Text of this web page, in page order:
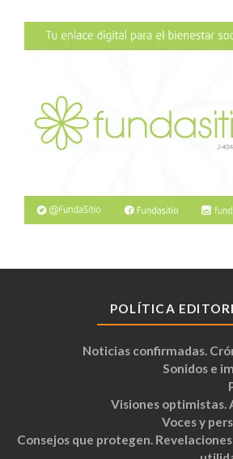
POLÍTICA
Noticias confirmadas.
Sonidos e
Visiones optimistas.
Voces y
Consejos que protegen.